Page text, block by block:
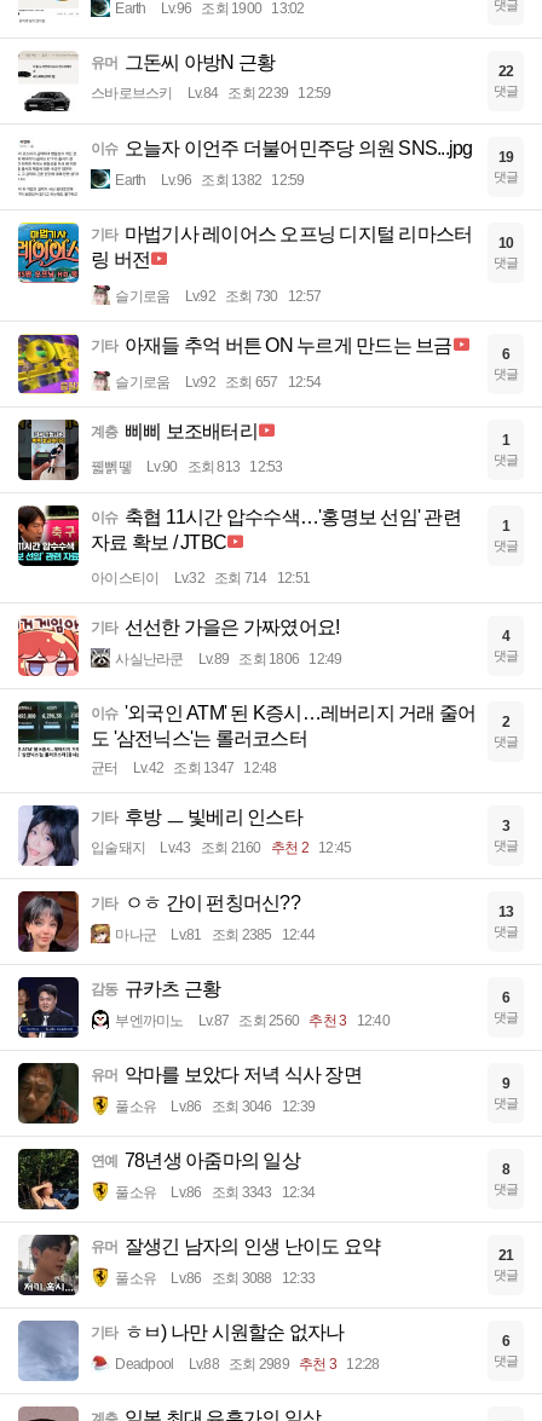
Earth Lv.96 조회 1900 13:02 댓글
유머 그돈씨 아방N 근황
스바로브스키 Lv.84 조회 2239 12:59
22
댓글
이슈 오늘자 이언주 더불어민주당 의원 SNS...jpg
Earth Lv.96 조회 1382 12:59
19
댓글
기타 마법기사 레이어스 오프닝 디지털 리마스터
링 버전
슬기로움 Lv.92 조회 730 12:57
10
댓글
기타 아재들 추억 버튼 ON 누르게 만드는 브금
슬기로움 Lv.92 조회 657 12:54
6
댓글
계층 삐삐 보조배터리
꿻뻵뗗 Lv.90 조회 813 12:53
1
댓글
이슈 축협 11시간 압수수색…'홍명보 선임' 관련
자료 확보 / JTBC
아이스티이 Lv.32 조회 714 12:51
1
댓글
기타 선선한 가을은 가짜였어요!
사실난라쿤 Lv.89 조회 1806 12:49
4
댓글
이슈 '외국인 ATM' 된 K증시…레버리지 거래 줄어
도 '삼전닉스'는 롤러코스터
균터 Lv.42 조회 1347 12:48
2
댓글
기타 후방 ㅡ 빛베리 인스타
입술돼지 Lv.43 조회 2160 추천 2 12:45
3
댓글
기타 ㅇㅎ 간이 펀칭머신??
마나군 Lv.81 조회 2385 12:44
13
댓글
감동 규카츠 근황
부엔까미노 Lv.87 조회 2560 추천 3 12:40
6
댓글
유머 악마를 보았다 저녁 식사 장면
풀소유 Lv.86 조회 3046 12:39
9
댓글
연예 78년생 아줌마의 일상
풀소유 Lv.86 조회 3343 12:34
8
댓글
유머 잘생긴 남자의 인생 난이도 요약
풀소유 Lv.86 조회 3088 12:33
21
댓글
기타 ㅎㅂ) 나만 시원할순 없자나
Deadpool Lv.88 조회 2989 추천 3 12:28
6
댓글